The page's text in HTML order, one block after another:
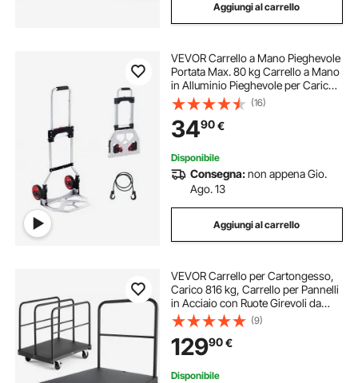
Aggiungi al carrello
VEVOR Carrello a Mano Pieghevole
Portata Max. 80 kg Carrello a Mano
in Alluminio Pieghevole per Carichi
Pesanti con Ruote in Gomma
Maniglia Telescopica per Trasporto
Domestico Merci di Magazzino
80kg
(16)
3490€
Disponibile
Consegna:non appena Gio.
Ago. 13
Aggiungi al carrello
VEVOR Carrello per Cartongesso,
Carico 816 kg, Carrello per Pannelli
in Acciaio con Ruote Girevoli da
12,5 mm, con Piattaforma da 91,4 x
61 cm e 4 Corrimano Laterali per
Fabbrica, Garage, Nero
(9)
12990€
Disponibile